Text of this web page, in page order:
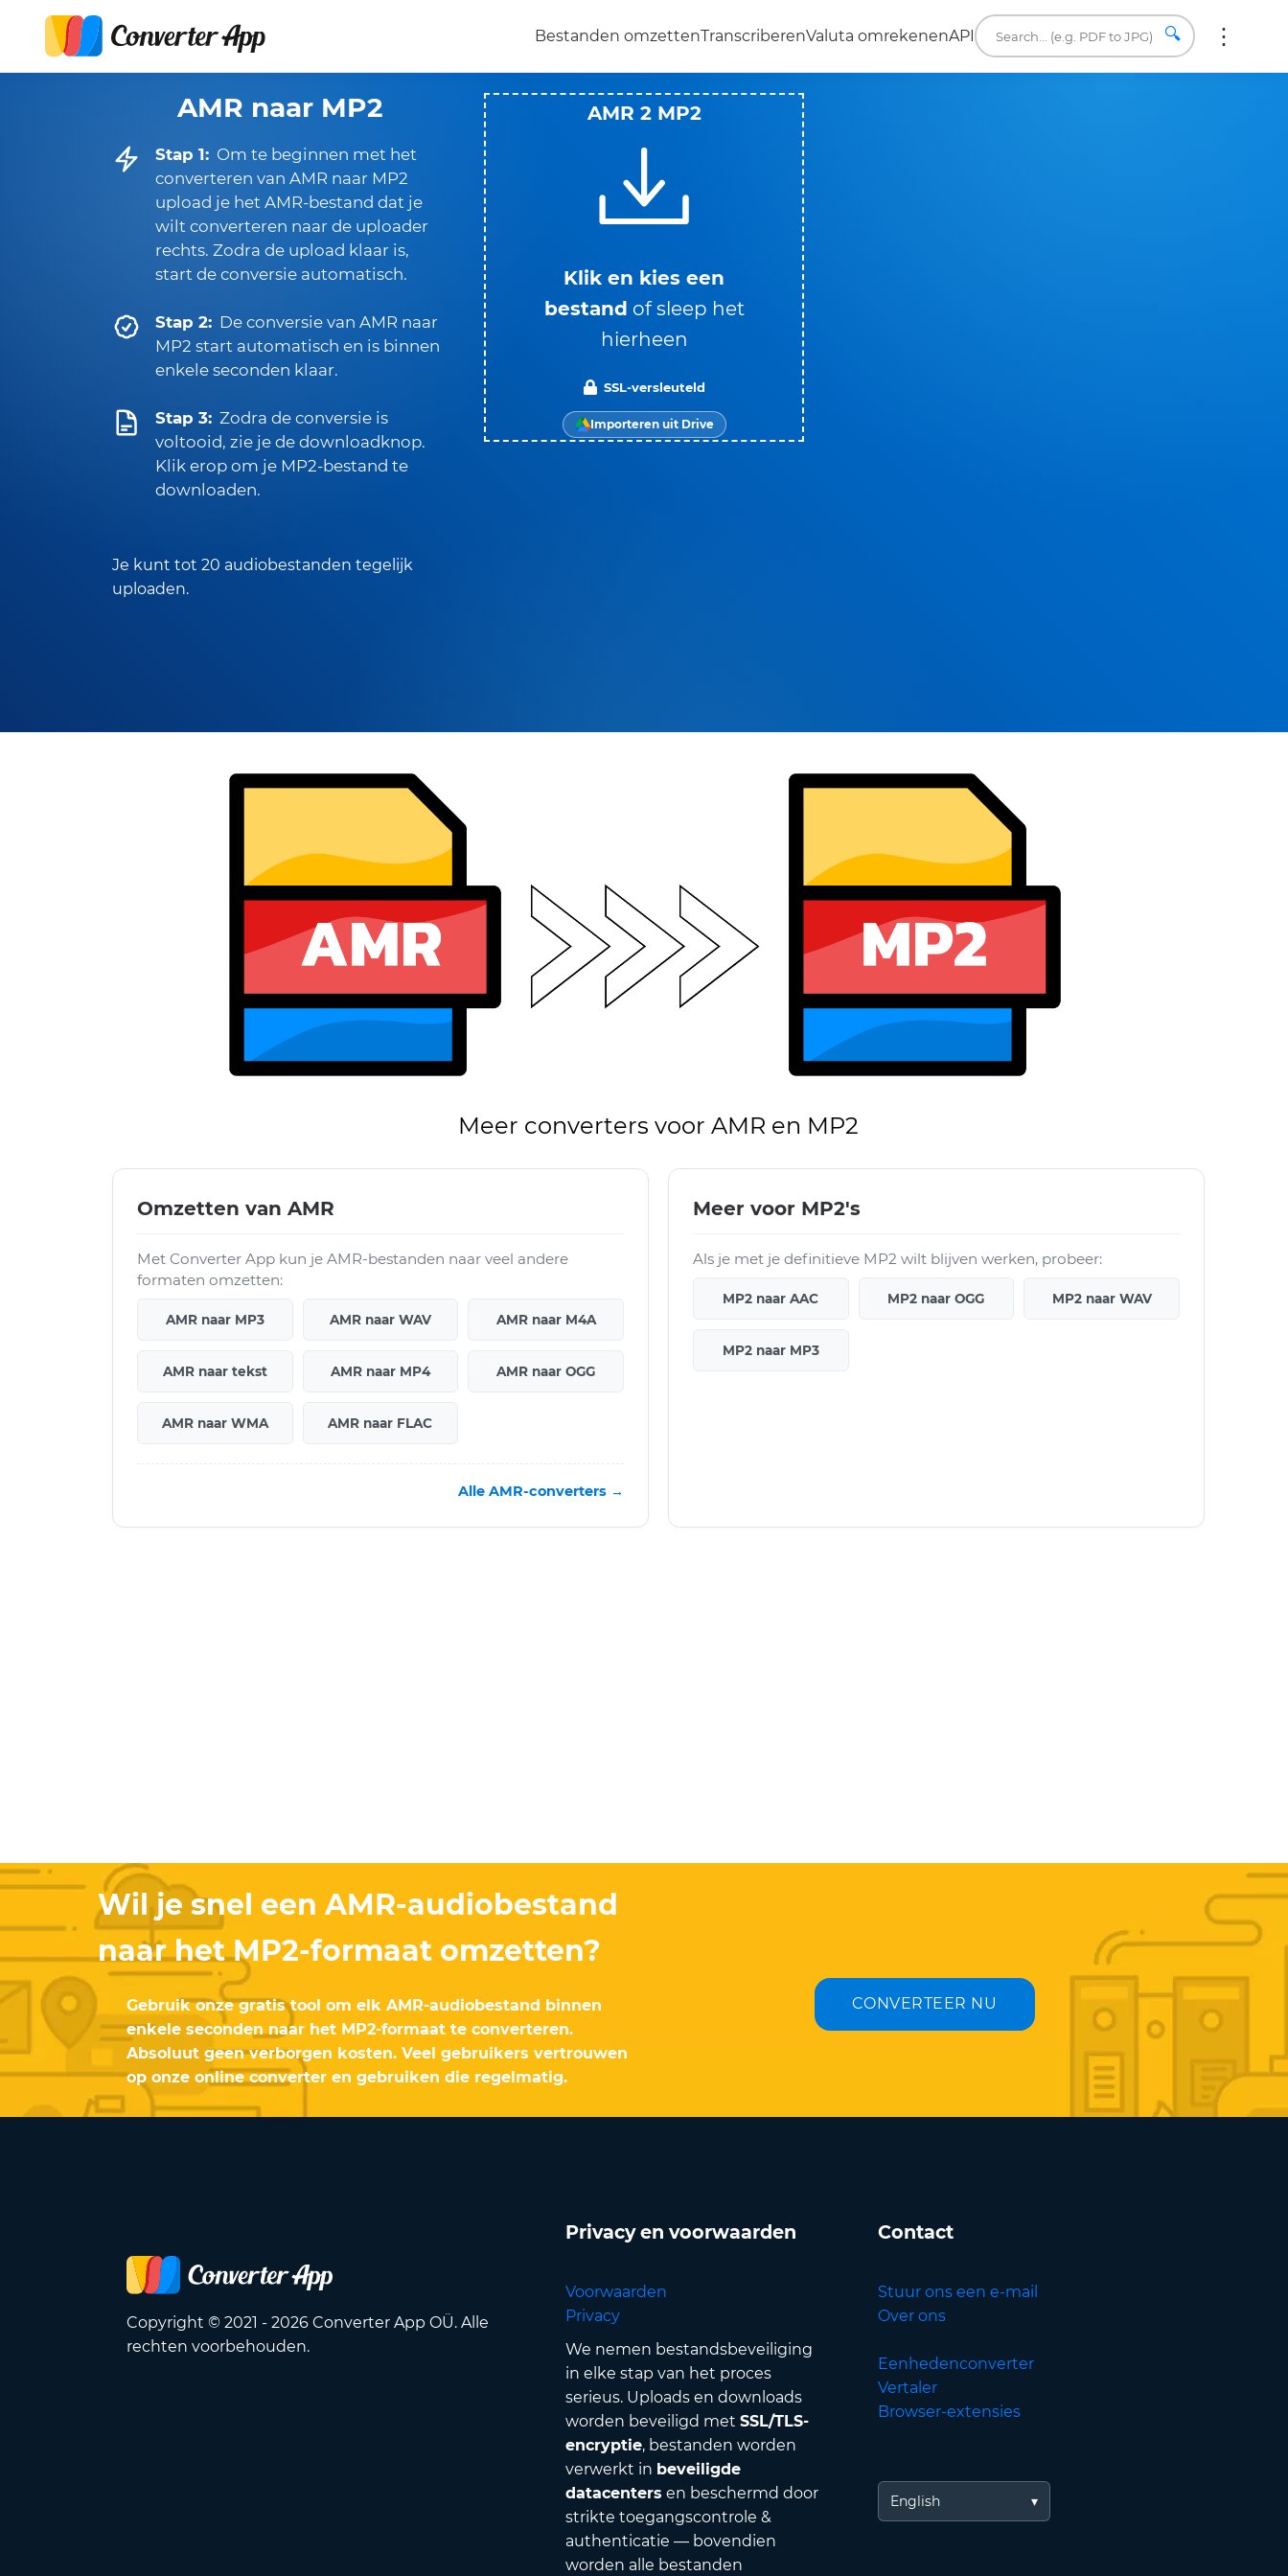
Bestanden omzettenTranscriberenValuta omrekenenAPI 🔍
AMR naar MP2
Stap 1: Om te beginnen met het
converteren van AMR naar MP2
upload je het AMR-bestand dat je
wilt converteren naar de uploader
rechts. Zodra de upload klaar is,
start de conversie automatisch.
Stap 2: De conversie van AMR naar
MP2 start automatisch en is binnen
enkele seconden klaar.
Stap 3: Zodra de conversie is
voltooid, zie je de downloadknop.
Klik erop om je MP2-bestand te
downloaden.
Je kunt tot 20 audiobestanden tegelijk
uploaden.
AMR 2 MP2
Klik en kies een
bestand of sleep het
hierheen
SSL-versleuteld
Importeren uit Drive
Meer converters voor AMR en MP2
Omzetten van AMR
Met Converter App kun je AMR-bestanden naar veel andere
formaten omzetten:
AMR naar MP3 AMR naar WAV AMR naar M4A
AMR naar tekst AMR naar MP4 AMR naar OGG
AMR naar WMA AMR naar FLAC
Alle AMR-converters →
Meer voor MP2's
Als je met je definitieve MP2 wilt blijven werken, probeer:
MP2 naar AAC MP2 naar OGG MP2 naar WAV
MP2 naar MP3
Wil je snel een AMR-audiobestand
naar het MP2-formaat omzetten?
Gebruik onze gratis tool om elk AMR-audiobestand binnen
enkele seconden naar het MP2-formaat te converteren.
Absoluut geen verborgen kosten. Veel gebruikers vertrouwen
op onze online converter en gebruiken die regelmatig.
CONVERTEER NU
Copyright © 2021 - 2026 Converter App OÜ. Alle
rechten voorbehouden.
Privacy en voorwaarden
Voorwaarden
Privacy
We nemen bestandsbeveiliging
in elke stap van het proces
serieus. Uploads en downloads
worden beveiligd met SSL/TLS-
encryptie, bestanden worden
verwerkt in beveiligde
datacenters en beschermd door
strikte toegangscontrole &
authenticatie — bovendien
worden alle bestanden
Contact
Stuur ons een e-mail
Over ons
Eenhedenconverter
Vertaler
Browser-extensies
English